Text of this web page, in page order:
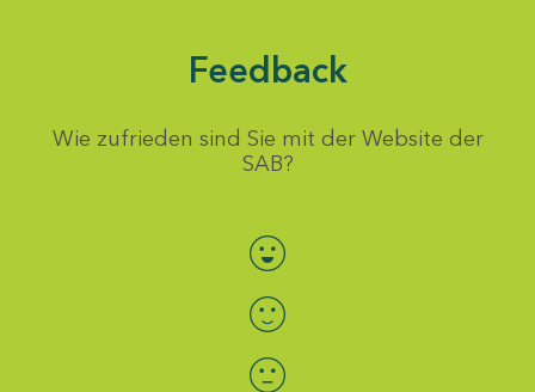
Feedback
Wie zufrieden sind Sie mit der Website der
SAB?
Bewertung auswählen